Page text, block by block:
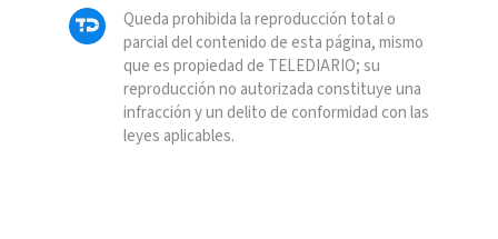
Queda prohibida la reproducción total o
parcial del contenido de esta página, mismo
que es propiedad de TELEDIARIO; su
reproducción no autorizada constituye una
infracción y un delito de conformidad con las
leyes aplicables.